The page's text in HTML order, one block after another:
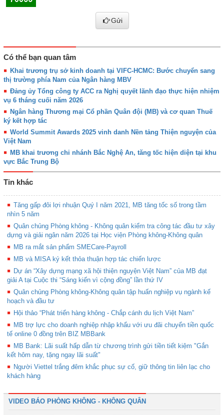
Gửi
Có thể bạn quan tâm
Khai trương trụ sở kinh doanh tại VIFC-HCMC: Bước chuyển sang
thị trường phía Nam của Ngân hàng MBV
Đảng ủy Tổng công ty ACC ra Nghị quyết lãnh đạo thực hiện nhiệm
vụ 6 tháng cuối năm 2026
Ngân hàng Thương mại Cổ phần Quân đội (MB) và cơ quan Thuế
ký kết hợp tác
World Summit Awards 2025 vinh danh Nền tảng Thiện nguyện của
Việt Nam
MB khai trương chi nhánh Bắc Nghệ An, tăng tốc hiện diện tại khu
vực Bắc Trung Bộ
Tin khác
Tăng gấp đôi lợi nhuận Quý I năm 2021, MB tăng tốc số trong tầm
nhìn 5 năm
Quân chủng Phòng không - Không quân kiểm tra công tác đầu tư xây
dựng và giải ngân năm 2026 tại Học viện Phòng không-Không quân
MB ra mắt sản phẩm SMECare-Payroll
MB và MISA ký kết thỏa thuận hợp tác chiến lược
Dự án “Xây dựng mạng xã hội thiện nguyện Việt Nam” của MB đạt
giải A tại Cuộc thi “Sáng kiến vì cộng đồng” lần thứ IV
Quân chủng Phòng không-Không quân tập huấn nghiệp vụ ngành kế
hoạch và đầu tư
Hội thảo “Phát triển hàng không - Chắp cánh du lịch Việt Nam”
MB trợ lực cho doanh nghiệp nhập khẩu với ưu đãi chuyển tiền quốc
tế online 0 đồng trên BIZ MBBank
MB Bank: Lãi suất hấp dẫn từ chương trình gửi tiền tiết kiệm "Gắn
kết hôm nay, tặng ngay lãi suất"
Người Viettel trắng đêm khắc phục sự cố, giữ thông tin liên lạc cho
khách hàng
VIDEO BÁO PHÒNG KHÔNG - KHÔNG QUÂN